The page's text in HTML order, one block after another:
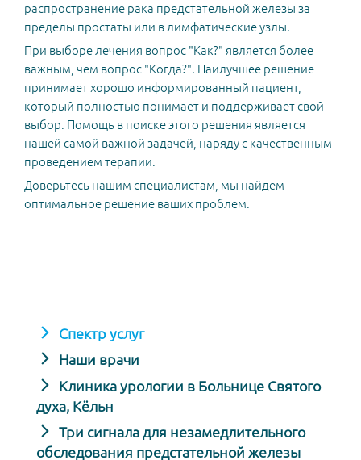
распространение рака предстательной железы за
пределы простаты или в лимфатические узлы.
При выборе лечения вопрос "Как?" является более
важным, чем вопрос "Когда?". Наилучшее решение
принимает хорошо информированный пациент,
который полностью понимает и поддерживает свой
выбор. Помощь в поиске этого решения является
нашей самой важной задачей, наряду с качественным
проведением терапии.
Доверьтесь нашим специалистам, мы найдем
оптимальное решение ваших проблем.
Спектр услуг
Наши врачи
Клиника урологии в Больнице Святого
духа, Кёльн
Три сигнала для незамедлительного
обследования предстательной железы